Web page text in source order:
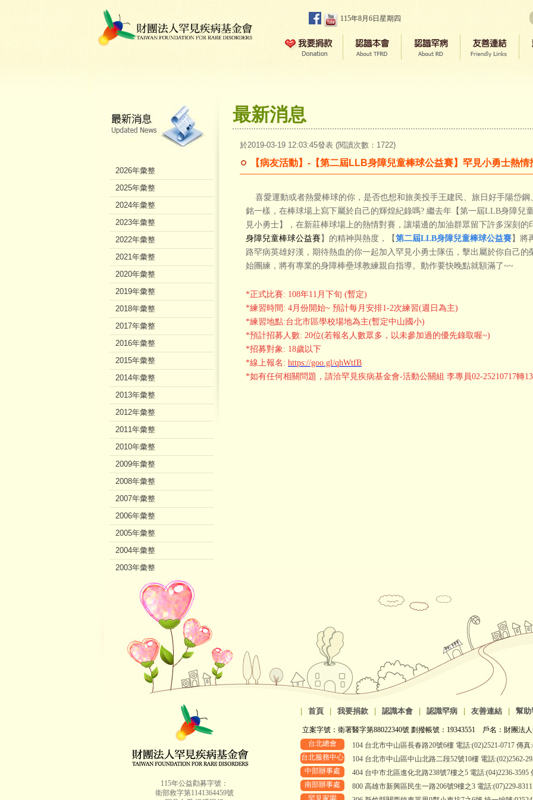
115年8月6日星期四
最新消息
於2019-03-19 12:03:45發表 (閱讀次數：1722)
【病友活動】-【第二屆LLB身障兒童棒球公益賽】罕見小勇士熱情
喜愛運動或者熱愛棒球的你，是否也想和旅美投手王建民、旅日好手陽岱鋼
銘一樣，在棒球場上寫下屬於自己的輝煌紀錄嗎? 繼去年【第一屆LLB身障兒
見小勇士】，在新莊棒球場上的熱情對賽，讓場邊的加油群眾留下許多深刻的
身障兒童棒球公益賽 】的精神與熱度，【第二屆LLB身障兒童棒球公益賽】將
路罕病英雄好漢，期待熱血的你一起加入罕見小勇士隊伍，擊出屬於你自己
始團練，將有專業的身障棒壘球教練親自指導。動作要快晚點就額滿了~~
*正式比賽: 108年11月下旬 (暫定)
*練習時間: 4月份開始~ 預計每月安排1-2次練習(週日為主)
*練習地點:台北市區學校場地為主(暫定中山國小)
*預計招募人數: 20位(若報名人數眾多，以未參加過的優先錄取喔~)
*招募對象: 18歲以下
*線上報名: https://goo.gl/qhWtfB
*如有任何相關問題，請洽罕見疾病基金會-活動公關組 李專員02-25210717轉
2026年彙整
2025年彙整
2024年彙整
2023年彙整
2022年彙整
2021年彙整
2020年彙整
2019年彙整
2018年彙整
2017年彙整
2016年彙整
2015年彙整
2014年彙整
2013年彙整
2012年彙整
2011年彙整
2010年彙整
2009年彙整
2008年彙整
2007年彙整
2006年彙整
2005年彙整
2004年彙整
2003年彙整
2002年彙整
115年公益勸募字號：
衛部救字第1141364459號
首頁 我要捐款 認識本會 認識罕病 友善連結 幫助
立案字號：衛署醫字第88022340號 劃撥帳號：19343551 戶名：財團法
台北總會
104 台北市中山區長春路20號6樓 電話:(02)2521-0717 傳真
台北服務中心
104 台北市中山區中山北路二段52號10樓 電話:(02)2562-
中部辦事處
404 台中市北區進化北路238號7樓之5 電話:(04)2236-3595
南部辦事處
800 高雄市新興區民生一路206號9樓之3 電話:(07)229-
罕見家園